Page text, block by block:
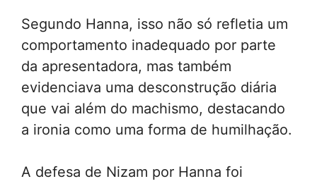
Segundo Hanna, isso não só refletia um
comportamento inadequado por parte
da apresentadora, mas também
evidenciava uma desconstrução diária
que vai além do machismo, destacando
a ironia como uma forma de humilhação.
A defesa de Nizam por Hanna foi